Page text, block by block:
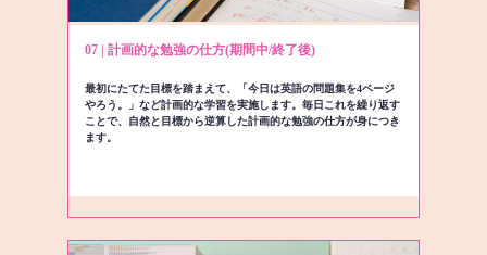
07 | 計画的な勉強の仕方(期間中/終了後)
最初にたてた目標を踏まえて、「今日は英語の問題集を4ページ
やろう。」など計画的な学習を実施します。毎日これを繰り返す
ことで、自然と目標から逆算した計画的な勉強の仕方が身につき
ます。